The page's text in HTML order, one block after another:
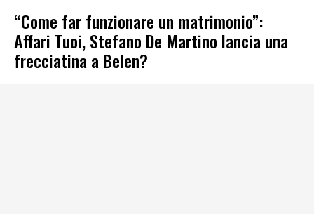
“Come far funzionare un matrimonio”:
Affari Tuoi, Stefano De Martino lancia una
frecciatina a Belen?